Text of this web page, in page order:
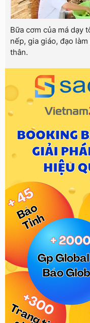
Bữa cơm của má dạy
nếp, gia giáo, đạo
thân.